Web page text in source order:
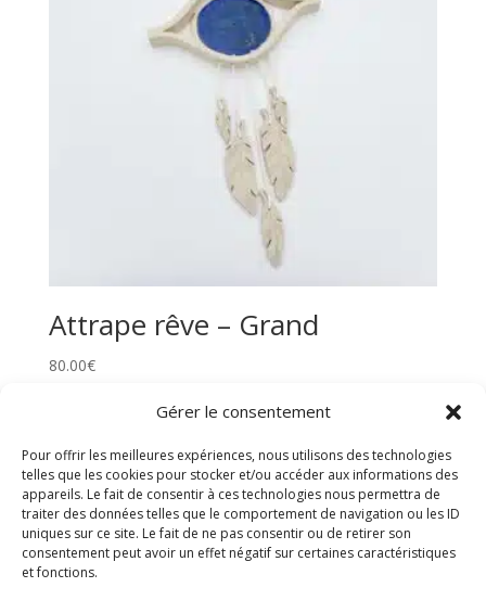
Gérer le consentement
Pour offrir les meilleures expériences, nous utilisons des technologies
telles que les cookies pour stocker et/ou accéder aux informations des
appareils. Le fait de consentir à ces technologies nous permettra de
traiter des données telles que le comportement de navigation ou les ID
uniques sur ce site. Le fait de ne pas consentir ou de retirer son
consentement peut avoir un effet négatif sur certaines caractéristiques
et fonctions.
Attrape rêve – Grand
80.00€
Rechercher